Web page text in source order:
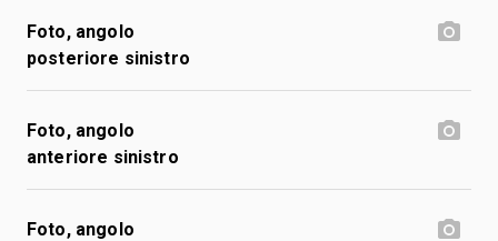
Foto, angolo
posteriore sinistro
Foto, angolo
anteriore sinistro
Foto, angolo